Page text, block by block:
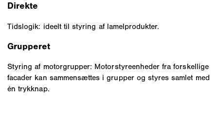
Direkte
Tidslogik: ideelt til styring af lamelprodukter.
Grupperet
Styring af motorgrupper: Motorstyreenheder fra forskellige
facader kan sammensættes i grupper og styres samlet med
én trykknap.